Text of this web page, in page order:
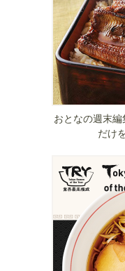
おとなの週末
だけ